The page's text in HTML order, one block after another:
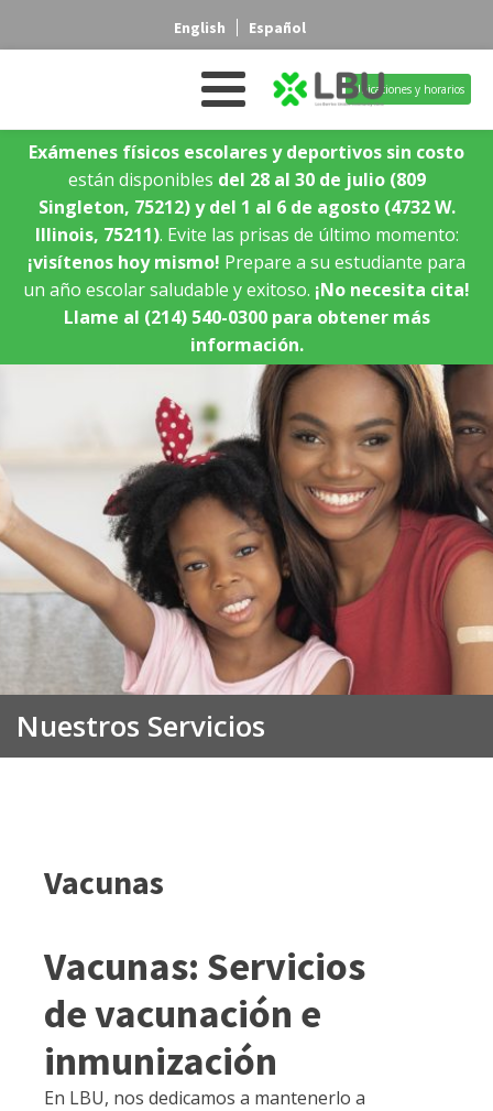
English Español
Ubicaciones y horarios
Exámenes físicos escolares y deportivos sin costo
están disponibles del 28 al 30 de julio (809
Singleton, 75212) y del 1 al 6 de agosto (4732 W.
Illinois, 75211). Evite las prisas de último momento:
¡visítenos hoy mismo! Prepare a su estudiante para
un año escolar saludable y exitoso. ¡No necesita cita!
Llame al (214) 540-0300 para obtener más
información.
Nuestros Servicios
Vacunas
Vacunas: Servicios
de vacunación e
inmunización
En LBU, nos dedicamos a mantenerlo a